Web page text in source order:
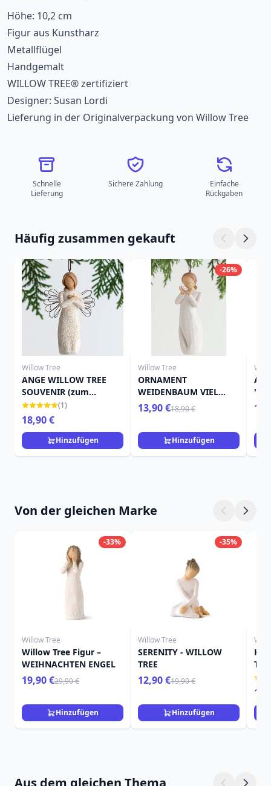
Höhe: 10,2 cm
Figur aus Kunstharz
Metallflügel
Handgemalt
WILLOW TREE® zertifiziert
Designer: Susan Lordi
Lieferung in der Originalverpackung von Willow Tree
Schnelle
Lieferung
Sichere Zahlung
Einfache
Rückgaben
Häufig zusammen gekauft
Willow Tree
ANGE WILLOW TREE
SOUVENIR (zum
Aufhängen)
(1)
18,90 €
Hinzufügen
-26%
Willow Tree
ORNAMENT
WEIDENBAUM VIEL
LIEBE
13,90 €18,90 €
Hinzufügen
Von der gleichen Marke
-33%
Willow Tree
Willow Tree Figur –
WEIHNACHTEN ENGEL
19,90 €29,90 €
Hinzufügen
-35%
Willow Tree
SERENITY - WILLOW
TREE
12,90 €19,90 €
Hinzufügen
Aus dem gleichen Thema